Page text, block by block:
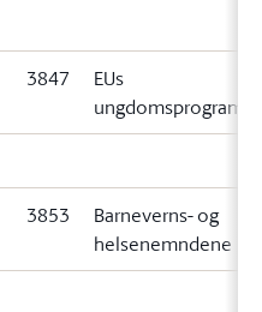
3847
EUs
ungdomsprogram
3853
Barneverns- og
helsenemndene